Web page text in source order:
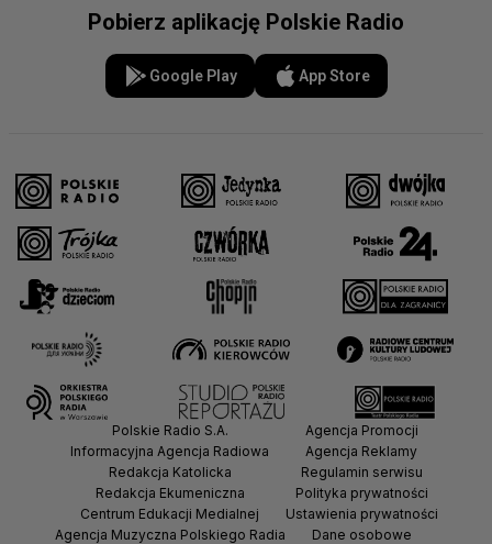
Pobierz aplikację Polskie Radio
Google Play App Store
Polskie Radio S.A.
Informacyjna Agencja Radiowa
Redakcja Katolicka
Redakcja Ekumeniczna
Centrum Edukacji Medialnej
Agencja Muzyczna Polskiego Radia
Agencja Promocji
Agencja Reklamy
Regulamin serwisu
Polityka prywatności
Ustawienia prywatności
Dane osobowe